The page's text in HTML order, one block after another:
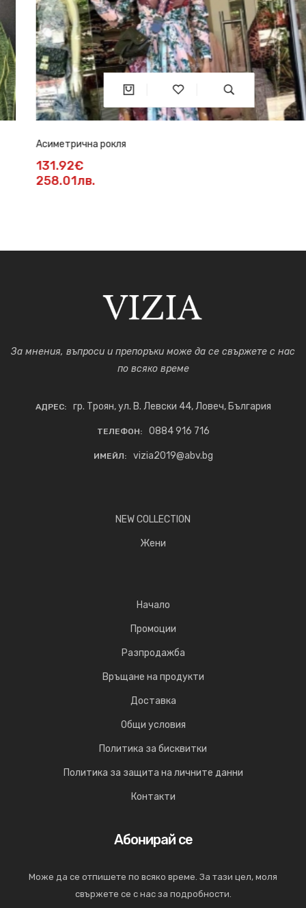
Асиметрична рокля
131.92€
258.01лв.
За мнения, въпроси и препоръки може да се свържете с нас
по всяко време
АДРЕС: гр. Троян, ул. В. Левски 44, Ловеч, България
ТЕЛЕФОН: 0884 916 716
ИМЕЙЛ: vizia2019@abv.bg
NEW COLLECTION
Жени
Начало
Промоции
Разпродажба
Връщане на продукти
Доставка
Общи условия
Политика за бисквитки
Политика за защита на личните данни
Контакти
Абонирай се
Може да се отпишете по всяко време. За тази цел, моля
свържете се с нас за подробности.